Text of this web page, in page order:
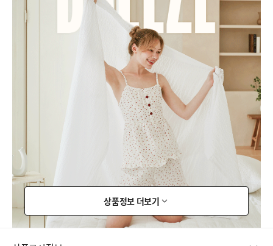
상품정보 더보기